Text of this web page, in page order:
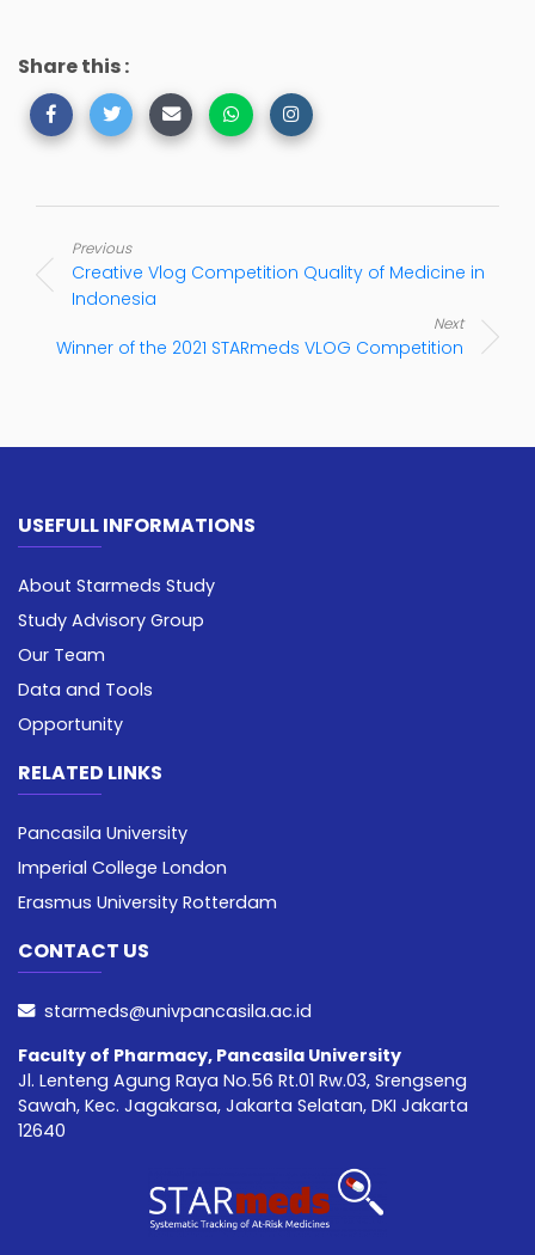
Share this :
Previous
Creative Vlog Competition Quality of Medicine in
Indonesia
Next
Winner of the 2021 STARmeds VLOG Competition
USEFULL INFORMATIONS
About Starmeds Study
Study Advisory Group
Our Team
Data and Tools
Opportunity
RELATED LINKS
Pancasila University
Imperial College London
Erasmus University Rotterdam
CONTACT US
starmeds@univpancasila.ac.id
Faculty of Pharmacy, Pancasila University
Jl. Lenteng Agung Raya No.56 Rt.01 Rw.03, Srengseng
Sawah, Kec. Jagakarsa, Jakarta Selatan, DKI Jakarta
12640